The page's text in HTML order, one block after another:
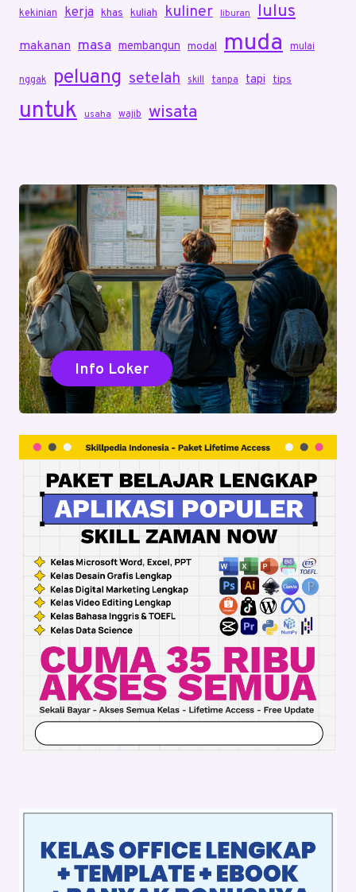
kekinian kerja khas kuliah kuliner liburan lulus
makanan masa membangun modal muda mulai
nggak peluang setelah skill tanpa tapi tips
untuk usaha wajib wisata
Info Loker